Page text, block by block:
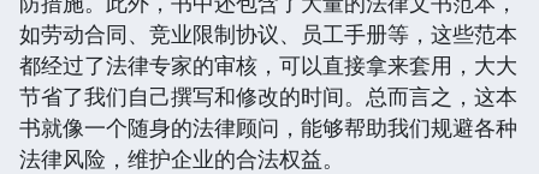
如劳动合同、竞业限制协议、员工手册等，这些范本
都经过了法律专家的审核，可以直接拿来套用，大大
节省了我们自己撰写和修改的时间。总而言之，这本
书就像一个随身的法律顾问，能够帮助我们规避各种
法律风险，维护企业的合法权益。